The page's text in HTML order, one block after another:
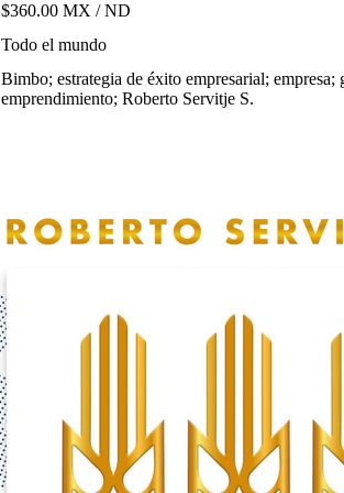
$360.00 MX / ND
Todo el mundo
Bimbo; estrategia de éxito empresarial;
emprendimiento; Roberto Servitje S.